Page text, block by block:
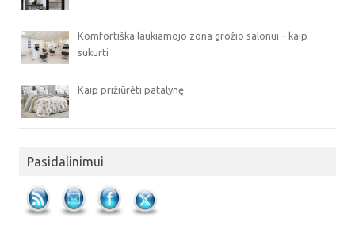
Komfortiška laukiamojo zona grožio salonui – kaip
sukurti
Kaip prižiūrėti patalynę
Pasidalinimui